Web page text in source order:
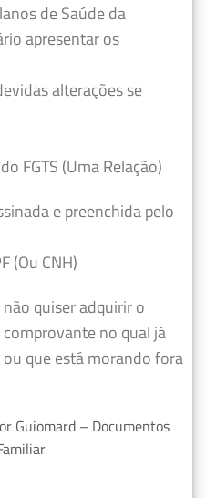
de Saúde da
apresentar os
alterações se
FGTS (Uma Relação)
e preenchida pelo
(Ou CNH)
quiser adquirir o
no qual já
que está morando fora
Guiomard – Documentos